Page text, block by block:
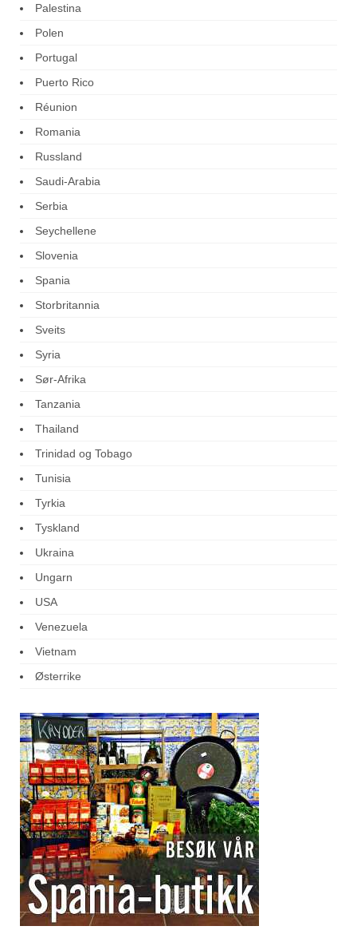
Palestina
Polen
Portugal
Puerto Rico
Réunion
Romania
Russland
Saudi-Arabia
Serbia
Seychellene
Slovenia
Spania
Storbritannia
Sveits
Syria
Sør-Afrika
Tanzania
Thailand
Trinidad og Tobago
Tunisia
Tyrkia
Tyskland
Ukraina
Ungarn
USA
Venezuela
Vietnam
Østerrike